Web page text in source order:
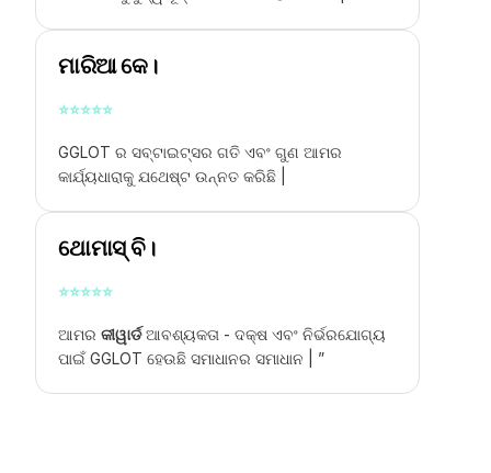
ମାରିଆ କେ।
⭐⭐⭐⭐⭐
GGLOT ର ସବ୍ଟାଇଟ୍ସର ଗତି ଏବଂ ଗୁଣ ଆମର
କାର୍ଯ୍ୟଧାରାକୁ ଯଥେଷ୍ଟ ଉନ୍ନତ କରିଛି |
ଥୋମାସ୍ ବି।
⭐⭐⭐⭐⭐
ଆମରକୀୱାର୍ଡଆବଶ୍ୟକତା - ଦକ୍ଷ ଏବଂ ନିର୍ଭରଯୋଗ୍ୟ
ପାଇଁ GGLOT ହେଉଛି ସମାଧାନର ସମାଧାନ | ”